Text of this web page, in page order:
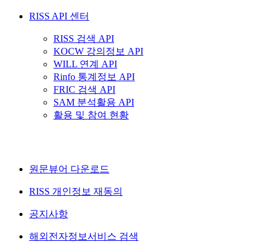
RISS API 센터
RISS 검색 API
KOCW 강의정보 API
WILL 연계 API
Rinfo 통계정보 API
FRIC 검색 API
SAM 분석활용 API
활용 및 참여 현황
원문뷰어 다운로드
RISS 개인정보 재동의
공지사항
해외전자정보서비스 검색